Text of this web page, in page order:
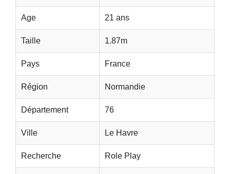
Age 21 ans
Taille 1.87m
Pays France
Région Normandie
Département 76
Ville Le Havre
Recherche Role Play